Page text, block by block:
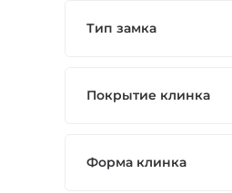
Тип замка
Покрытие клинка
Форма клинка